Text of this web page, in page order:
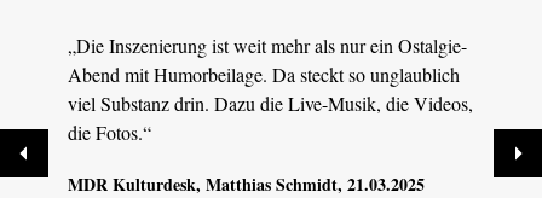
„Die Inszenierung ist weit mehr als nur ein Ostalgie-
Abend mit Humorbeilage. Da steckt so unglaublich
viel Substanz drin. Dazu die Live-Musik, die Videos,
die Fotos.“
MDR Kulturdesk, Matthias Schmidt, 21.03.2025